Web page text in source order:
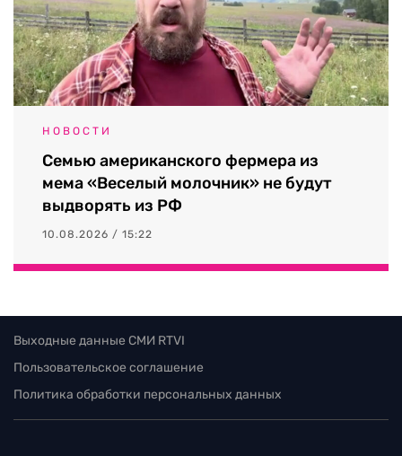
НОВОСТИ
Семью американского фермера из
мема «Веселый молочник» не будут
выдворять из РФ
10.08.2026 / 15:22
Выходные данные СМИ RTVI
Пользовательское соглашение
Политика обработки персональных данных